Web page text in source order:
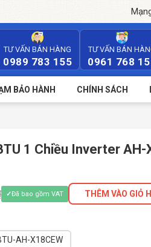
TƯ VẤN BÁN HÀNG
0989 783 155
TƯ VẤN BÁN
0961 768
BẢO HÀNH CHÍNH SÁCH
1 Chiều Inverter AH-
Đã bao gồm VAT THÊM VÀO GIỎ
AH-X18CEW